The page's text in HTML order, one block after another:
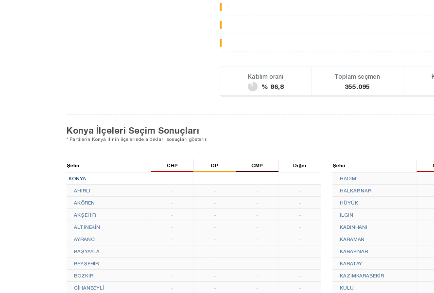
-
-
-
Katılım oranı
% 86,8
Toplam seçmen
355.095
Konya İlçeleri Seçim Sonuçları
* Partilerin Konya ilinin ilçelerinde aldıkları sonuçları gösterir.
Şehir CHP DP CMP Diğer Şehir
KONYA - - - -
AHIRLI - - - -
AKÖREN - - - -
AKŞEHİR - - - -
ALTINEKİN - - - -
AYRANCI - - - -
BAŞYAYLA - - - -
BEYŞEHİR - - - -
BOZKIR - - - -
CİHANBEYLİ - - - -
HADİM
HALKAPINAR
HÜYÜK
ILGIN
KADINHANI
KARAMAN
KARAPINAR
KARATAY
KAZIMKARABEKİR
KULU